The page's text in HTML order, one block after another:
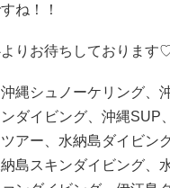
ね！！
りお待ちしております
縄シュノーケリング、
ダイビング、沖縄SUP
アー、水納島ダイビン
島スキンダイビング、